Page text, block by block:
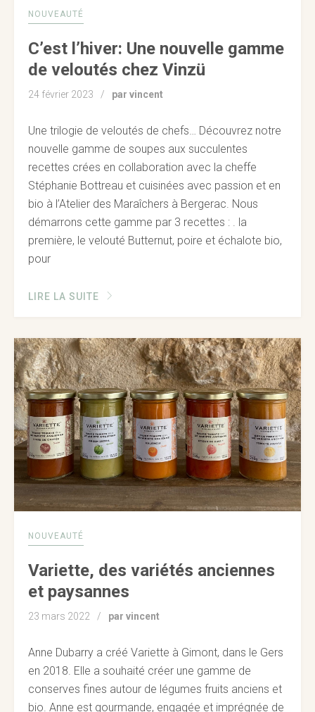
NOUVEAUTÉ
C’est l’hiver: Une nouvelle gamme
de veloutés chez Vinzü
24 février 2023 par vincent
Une trilogie de veloutés de chefs… Découvrez notre
nouvelle gamme de soupes aux succulentes
recettes crées en collaboration avec la cheffe
Stéphanie Bottreau et cuisinées avec passion et en
bio à l’Atelier des Maraîchers à Bergerac. Nous
démarrons cette gamme par 3 recettes : . la
première, le velouté Butternut, poire et échalote bio,
pour
LIRE LA SUITE
NOUVEAUTÉ
Variette, des variétés anciennes
et paysannes
23 mars 2022 par vincent
Anne Dubarry a créé Variette à Gimont, dans le Gers
en 2018. Elle a souhaité créer une gamme de
conserves fines autour de légumes fruits anciens et
bio. Anne est gourmande, engagée et imprégnée de